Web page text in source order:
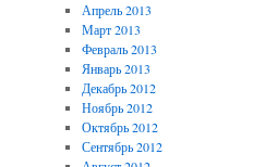
Апрель 2013
Март 2013
Февраль 2013
Январь 2013
Декабрь 2012
Ноябрь 2012
Октябрь 2012
Сентябрь 2012